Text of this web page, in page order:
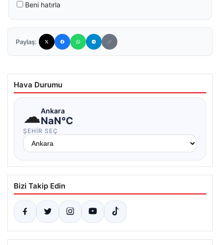
Beni hatırla
Paylaş:
Hava Durumu
☁Ankara
NaN°C
ŞEHIR SEÇ
Bizi Takip Edin